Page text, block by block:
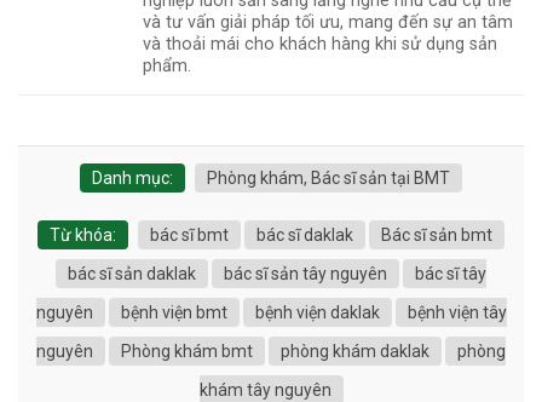
và tư vấn giải pháp tối ưu, mang đến sự an tâm
và thoải mái cho khách hàng khi sử dụng sản
phẩm.
Danh mục: Phòng khám, Bác sĩ sản tại BMT
Từ khóa: bác sĩ bmt bác sĩ daklak
Bác sĩ sản bmt
bác sĩ sản daklak
bác sĩ sản tây nguyên
bác sĩ tây
nguyên
bệnh viện bmt bệnh viện daklak
bệnh viện tây
nguyên
Phòng khám bmt phòng khám daklak
phòng
khám tây nguyên